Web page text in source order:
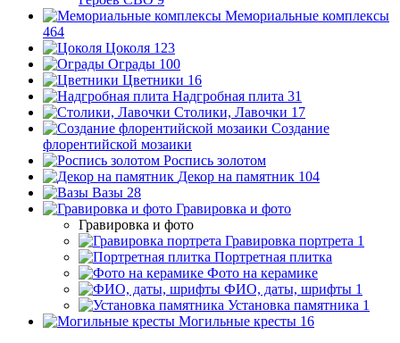
Мемориальные комплексы
464
Цоколя 123
Ограды 100
Цветники 16
Надгробная плита 31
Столики, Лавочки 17
Создание
флорентийской мозаики
Роспись золотом
Декор на памятник 104
Вазы 28
Гравировка и фото
Гравировка и фото
Гравировка портрета 1
Портретная плитка
Фото на керамике
ФИО, даты, шрифты 1
Установка памятника 1
Могильные кресты 16